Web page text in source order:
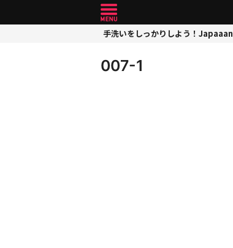
手洗いをしっかりしよう！Japaaan
007-1